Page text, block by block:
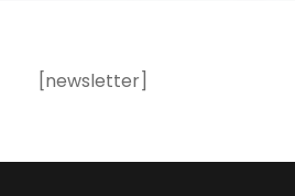
[newsletter]